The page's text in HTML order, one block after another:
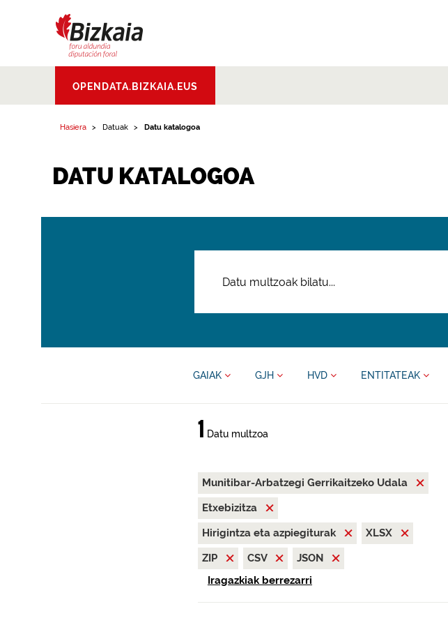
Aldundia.Diputacion
Foral de Bizkaia
OPENDATA.BIZKAIA.EUS
Hasiera Datuak Datu katalogoa
DATU KATALOGOA
GAIAK GJH HVD ENTITATEAK
1 Datu multzoa
Munitibar-Arbatzegi Gerrikaitzeko Udala
Etxebizitza
Hirigintza eta azpiegiturak
XLSX
ZIP
CSV
JSON
Iragazkiak berrezarri